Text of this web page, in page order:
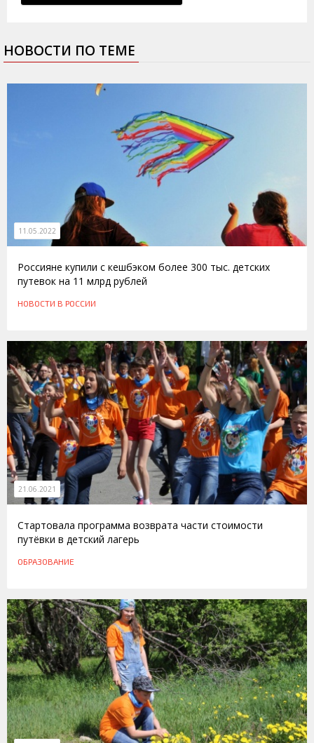
НОВОСТИ ПО ТЕМЕ
11.05.2022
Россияне купили с кешбэком более 300 тыс. детских
путевок на 11 млрд рублей
НОВОСТИ В РОССИИ
21.06.2021
Стартовала программа возврата части стоимости
путёвки в детский лагерь
ОБРАЗОВАНИЕ